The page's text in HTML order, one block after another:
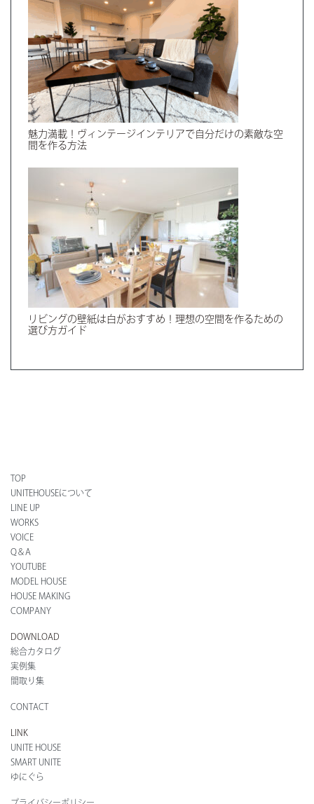
魅力満載！ヴィンテージインテリアで自分だけの素敵な空
間を作る方法
リビングの壁紙は白がおすすめ！理想の空間を作るための
選び方ガイド
TOP
UNITEHOUSEについて
LINE UP
WORKS
VOICE
Q＆A
YOUTUBE
MODEL HOUSE
HOUSE MAKING
COMPANY
DOWNLOAD
総合カタログ
実例集
間取り集
CONTACT
LINK
UNITE HOUSE
SMART UNITE
ゆにぐら